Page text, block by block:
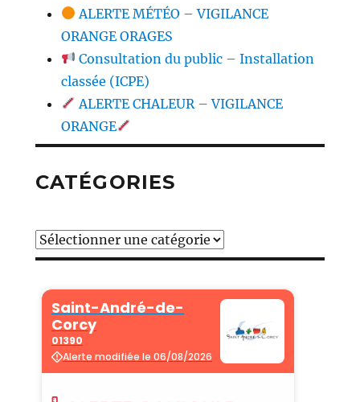
ALERTE MÉTÉO – VIGILANCE
ORANGE ORAGES
Consultation du public – Installation
classée (ICPE)
ALERTE CHALEUR – VIGILANCE
ORANGE
CATÉGORIES
Catégories